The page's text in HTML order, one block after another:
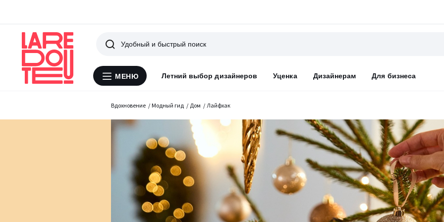
Меню
МЕНЮ Летний выбор дизайнеров Уценка Дизайнерам Для бизнеса
Поиск
Вдохновение Модный гид Дом Лайфхак